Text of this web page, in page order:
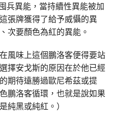
兵異能，當持續性異能被加
張牌獲得了給予威懾的異
次要顏色為紅的異能。
風味上這個鵬洛客便得要站
擇安戈斯的原因在於他已經
期待遠勝過歐尼希茲或提
鵬洛客循環，也就是說如果
純黑或純紅。）